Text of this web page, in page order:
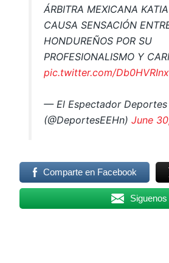
ÁRBITRA MEXICANA
CAUSA SENSACIÓN
HONDUREÑOS POR SU
PROFESIONALISMO Y
pic.twitter.com/
— El Espectador Deportes
(@DeportesEEHn) June
Comparte en Facebook
Siguenos